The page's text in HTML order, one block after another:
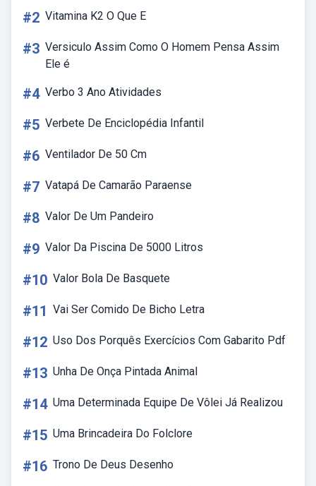
#2 Vitamina K2 O Que E
#3 Versiculo Assim Como O Homem Pensa Assim
Ele é
#4 Verbo 3 Ano Atividades
#5 Verbete De Enciclopédia Infantil
#6 Ventilador De 50 Cm
#7 Vatapá De Camarão Paraense
#8 Valor De Um Pandeiro
#9 Valor Da Piscina De 5000 Litros
#10 Valor Bola De Basquete
#11 Vai Ser Comido De Bicho Letra
#12 Uso Dos Porquês Exercícios Com Gabarito Pdf
#13 Unha De Onça Pintada Animal
#14 Uma Determinada Equipe De Vôlei Já Realizou
#15 Uma Brincadeira Do Folclore
#16 Trono De Deus Desenho